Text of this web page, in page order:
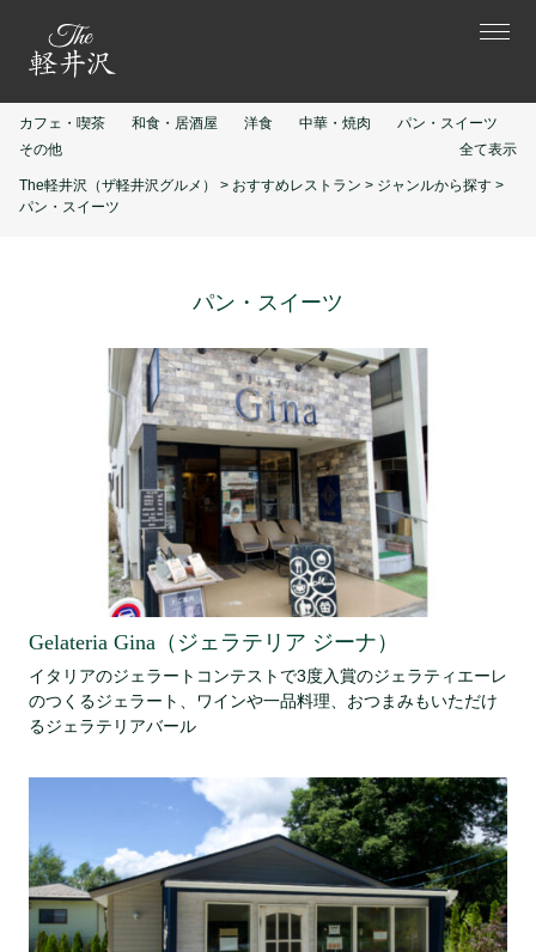
カフェ・喫茶 和食・居酒屋 洋食 中華・焼肉
パン・スイーツ
その他
全て表示
The軽井沢（ザ軽井沢グルメ） > おすすめレストラン > ジャンルから探す >
パン・スイーツ
パン・スイーツ
Gelateria Gina（ジェラテリア ジーナ）
イタリアのジェラートコンテストで3度入賞のジェラティエーレ
のつくるジェラート、ワインや一品料理、おつまみもいただけ
るジェラテリアバール